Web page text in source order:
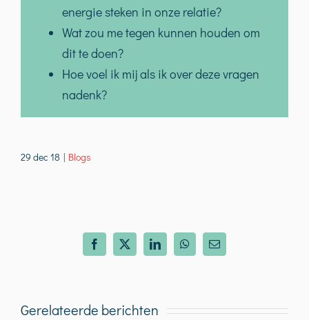
energie steken in onze relatie?
Wat zou me tegen kunnen houden om
dit te doen?
Hoe voel ik mij als ik over deze vragen
nadenk?
29 dec 18 | Blogs
Facebook
X LinkedInWhatsApp
E-
mail
Gerelateerde berichten